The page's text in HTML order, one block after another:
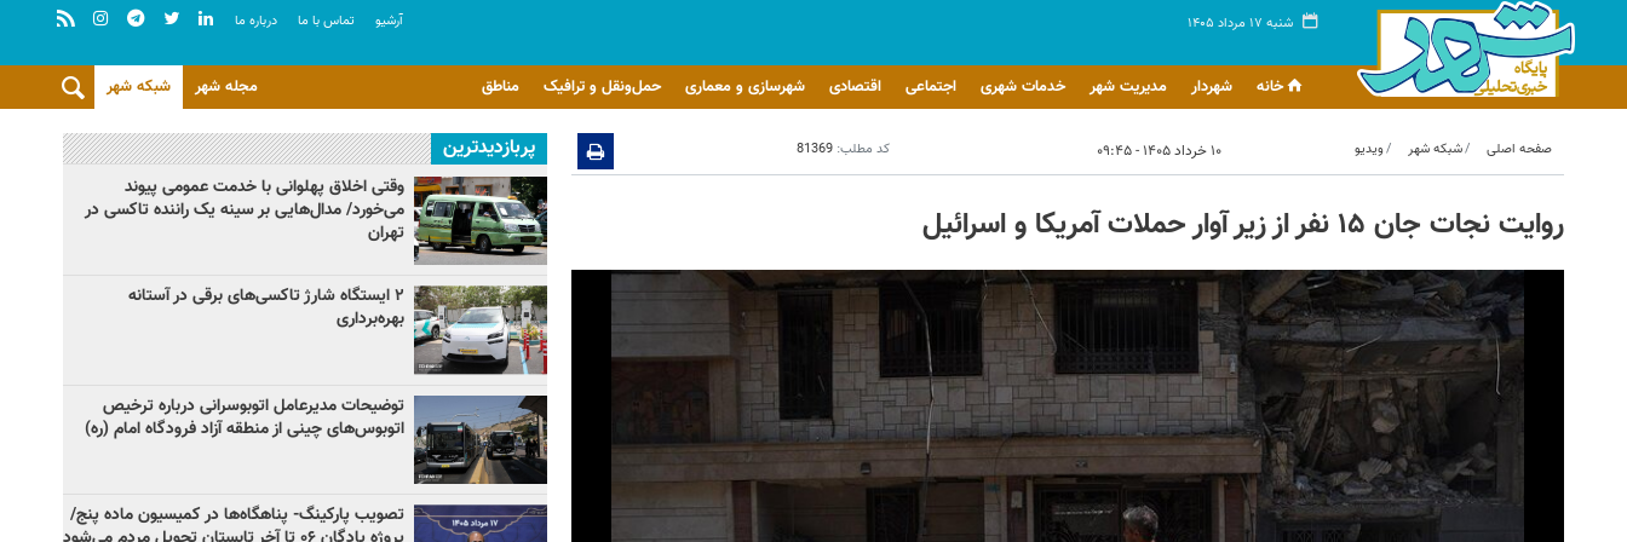
شنبه ۱۷ مرداد ۱۴۰۵ آرشيو تماس با ما درباره ما
خانه شهردار مدیریت شهر خدمات شهری اجتماعی اقتصادی شهرسازی و معماری حمل‌ونقل و ترافیک مناطق شبکه شهر مجله شهر
صفحه اصلی شبکه شهر ویدیو ۱۰ خرداد ۱۴۰۵ - ۰۹:۴۵ کد مطلب: 81369
روایت نجات جان ۱۵ نفر از زیر آوار حملات آمریکا و اسرائیل
پربازدیدترین
وقتی اخلاق پهلوانی با خدمت عمومی پیوند
می‌خورد/ مدال‌هایی بر سینه یک راننده تاکسی در
تهران
۲ ایستگاه شارژ تاکسی‌های برقی در آستانه
بهره‌برداری
توضیحات مدیرعامل اتوبوسرانی درباره ترخیص
اتوبوس‌های چینی از منطقه آزاد فرودگاه امام (ره)
تصویب پارکینگ- پناهگاه‌ها در کمیسیون ماده پنج/